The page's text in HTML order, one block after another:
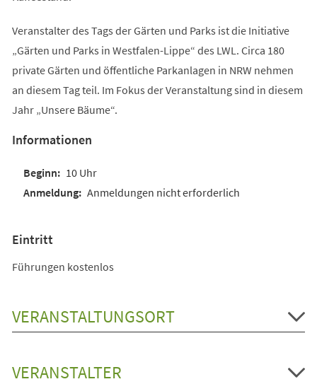
Veranstalter des Tags der Gärten und Parks ist die Initiative
„Gärten und Parks in Westfalen-Lippe“ des LWL. Circa 180
private Gärten und öffentliche Parkanlagen in NRW nehmen
an diesem Tag teil. Im Fokus der Veranstaltung sind in diesem
Jahr „Unsere Bäume“.
Informationen
10 Uhr
Anmeldungen nicht erforderlich
Eintritt
Führungen kostenlos
VERANSTALTUNGSORT
VERANSTALTER